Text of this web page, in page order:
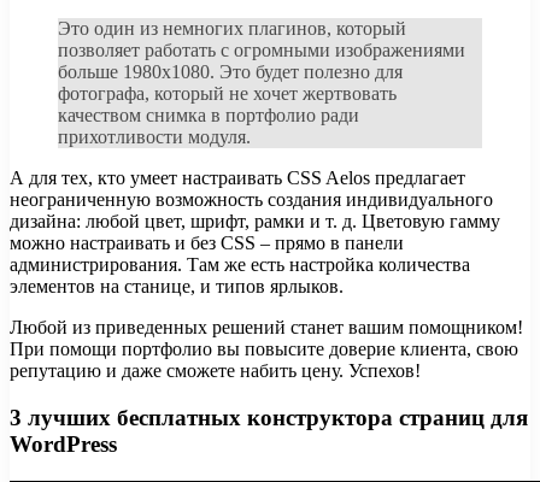
Это один из немногих плагинов, который
позволяет работать с огромными изображениями
больше 1980х1080. Это будет полезно для
фотографа, который не хочет жертвовать
качеством снимка в портфолио ради
прихотливости модуля.
А для тех, кто умеет настраивать CSS Aelos предлагает
неограниченную возможность создания индивидуального
дизайна: любой цвет, шрифт, рамки и т. д. Цветовую гамму
можно настраивать и без CSS – прямо в панели
администрирования. Там же есть настройка количества
элементов на станице, и типов ярлыков.
Любой из приведенных решений станет вашим помощником!
При помощи портфолио вы повысите доверие клиента, свою
репутацию и даже сможете набить цену. Успехов!
3 лучших бесплатных конструктора страниц для
WordPress